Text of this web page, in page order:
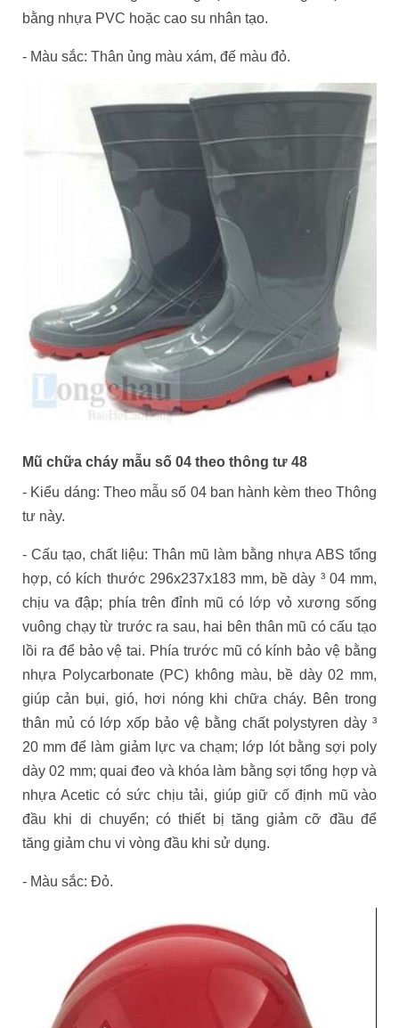
bằng nhựa PVC hoặc cao su nhân tạo.
- Màu sắc: Thân ủng màu xám, đế màu đỏ.
Mũ chữa cháy mẫu số 04 theo thông tư 48
- Kiểu dáng: Theo mẫu số 04 ban hành kèm theo Thông
tư này.
- Cấu tạo, chất liệu: Thân mũ làm bằng nhựa ABS tổng
hợp, có kích thước 296x237x183 mm, bề dày ³ 04 mm,
chịu va đập; phía trên đỉnh mũ có lớp vỏ xương sống
vuông chạy từ trước ra sau, hai bên thân mũ có cấu tạo
lồi ra để bảo vệ tai. Phía trước mũ có kính bảo vệ bằng
nhựa Polycarbonate (PC) không màu, bề dày 02 mm,
giúp cản bụi, gió, hơi nóng khi chữa cháy. Bên trong
thân mủ có lớp xốp bảo vệ bằng chất polystyren dày ³
20 mm để làm giảm lực va chạm; lớp lót bằng sợi poly
dày 02 mm; quai đeo và khóa làm bằng sợi tổng hợp và
nhựa Acetic có sức chịu tải, giúp giữ cố định mũ vào
đầu khi di chuyển; có thiết bị tăng giảm cỡ đầu để
tăng giảm chu vi vòng đầu khi sử dụng.
- Màu sắc: Đỏ.